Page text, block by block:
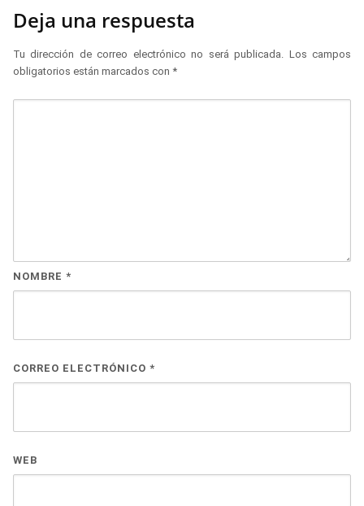
Deja una respuesta
Tu dirección de correo electrónico no será publicada.
Los campos
obligatorios están marcados con *
NOMBRE *
CORREO ELECTRÓNICO *
WEB